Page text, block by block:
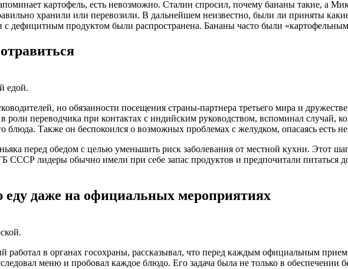
картофель, есть невозможно. Сталин спросил, почему бананы такие, а
хранили или перевозили. В дальнейшем неизвестно, были ли приняты
с дефицитным продуктом были распространена. Бананы часто были
едой.
но обязанности посещения страны-партнера третьего мира и
переводчика при контактах с индийским руководством, вспоминал случай,
блюда. Также он беспокоился о возможных проблемах с желудком, опасаясь есть
перед обедом с целью уменьшить риск заболевания от местной кухни. Этот
СССР лидеры обычно имели при себе запас продуктов и предпочитали питаться
даже на официальных мероприятиях
работал в органах госохраны, рассказывал, что перед каждым официальным
меню и пробовал каждое блюдо. Его задача была не только в обеспечении